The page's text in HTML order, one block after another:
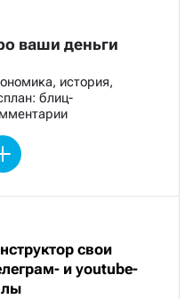
ваши деньги
история,
блиц-
свои
и youtube-